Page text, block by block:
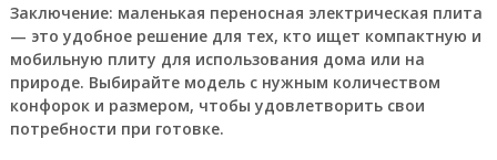
Заключение: маленькая переносная электрическая плита
— это удобное решение для тех, кто ищет компактную и
мобильную плиту для использования дома или на
природе. Выбирайте модель с нужным количеством
конфорок и размером, чтобы удовлетворить свои
потребности при готовке.